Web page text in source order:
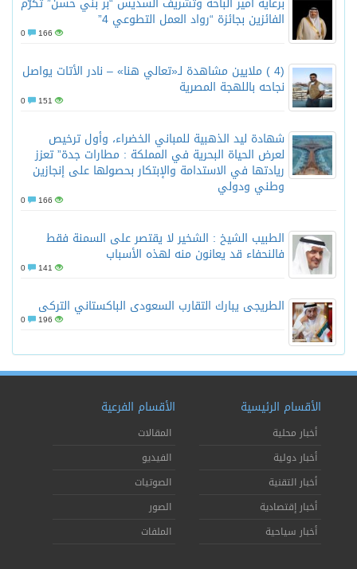
الفائزين بجائزة “رواد العمل التطوعي 4”
166
(4 ) ملايين مشاهدة لـ«تعالي هنا» – نادر الأتات يواصل
نجاحه باللهجة المصرية
151
شهادة ليد الذهبية للمباني الخضراء، وأول ترخيص
لعرض الحياة البحرية في المملكة : مطارات جدة” تعزز
ريادتها في الاستدامة والإبتكار بحصولها على إنجازين
وطني ودولي
166
الطبيب الشيخ : الشخير لا يقتصر على السمنة فقط
فالنحفاء قد يعانون منه لهذه الأسباب
141
الطريجى يبارك التقارب السعودى الباكستاني التركى
196
الأقسام الرئيسية
أخبار محلية
أخبار دولية
أخبار التقنية
أخبار إقتصادية
أخبار سياحية
الأقسام الفرعية
المقالات
الفيديو
الصوتيات
الصور
الملفات